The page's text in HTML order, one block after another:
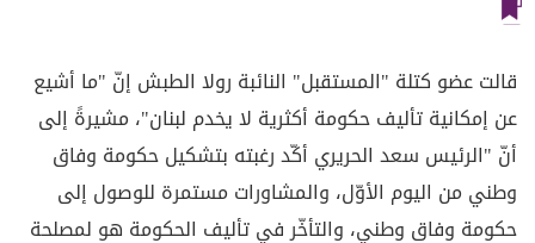
قالت عضو كتلة "المستقبل" النائبة رولا الطبش إنّ "ما أشيع
عن إمكانية تأليف حكومة أكثرية لا يخدم لبنان"، مشيرةً إلى
أنّ "الرئيس سعد الحريري أكّد رغبته بتشكيل حكومة وفاق
وطني من اليوم الأوّل، والمشاورات مستمرة للوصول إلى
حكومة وفاق وطني، والتأخّر في تأليف الحكومة هو لمصلحة